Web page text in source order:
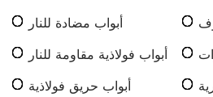
أبواب مضادة للنار
أبواب فولاذية مقاومة للنار
أبواب حريق فولاذية